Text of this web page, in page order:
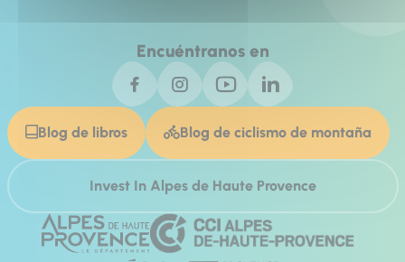
Encuéntranos en
Blog de libros Blog de ciclismo de montaña
Invest In Alpes de Haute Provence